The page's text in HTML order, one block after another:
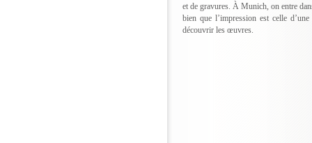
et de gravures. À Munich, on entre
bien que l’impression est celle
découvrir les œuvres.